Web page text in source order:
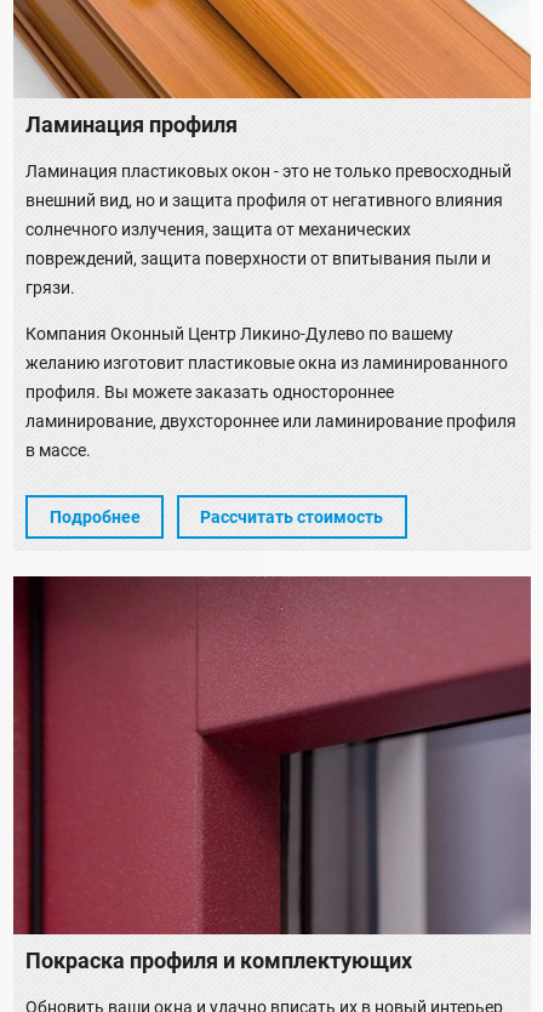
Ламинация профиля
Ламинация пластиковых окон - это не только превосходный
внешний вид, но и защита профиля от негативного влияния
солнечного излучения, защита от механических
повреждений, защита поверхности от впитывания пыли и
грязи.
Компания Оконный Центр Ликино-Дулево по вашему
желанию изготовит пластиковые окна из ламинированного
профиля. Вы можете заказать одностороннее
ламинирование, двухстороннее или ламинирование профиля
в массе.
Подробнее Рассчитать стоимость
Покраска профиля и комплектующих
Обновить ваши окна и удачно вписать их в новый интерьер